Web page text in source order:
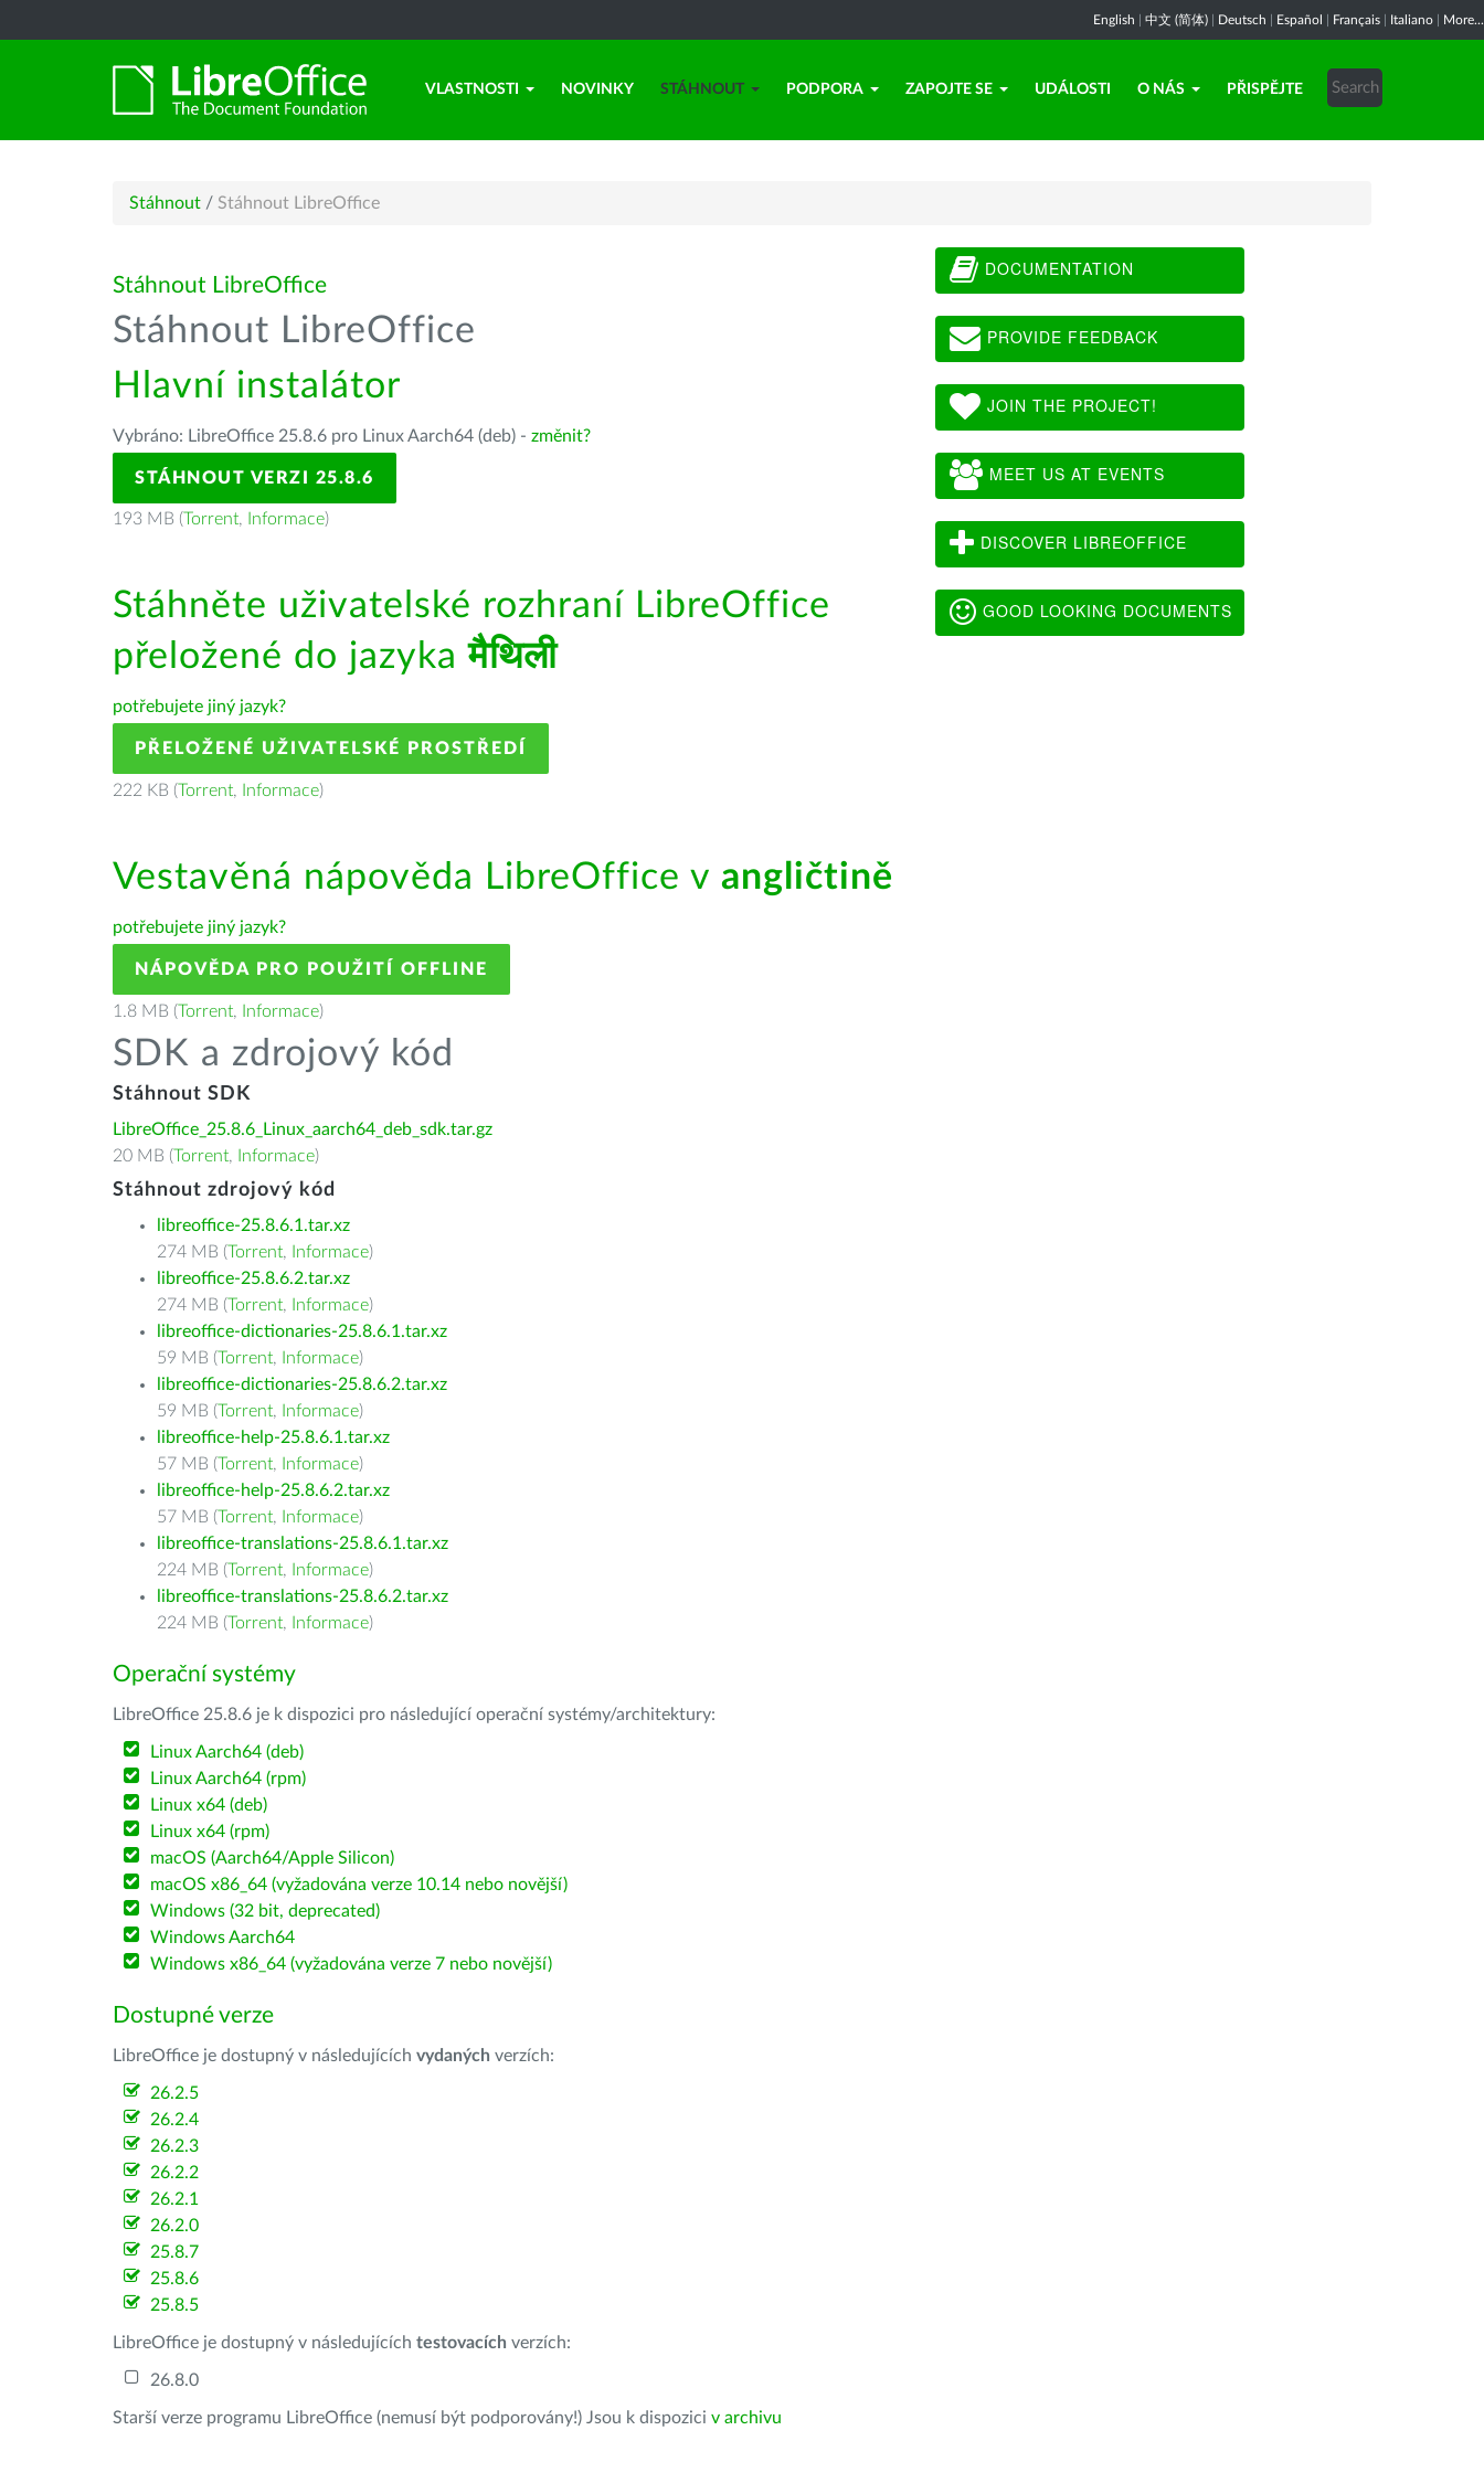
English 中文 (简体) Deutsch Español Français Italiano More...
VLASTNOSTI NOVINKY STÁHNOUT PODPORA ZAPOJTE SE UDÁLOSTI O NÁS PŘISPĚJTE
Stáhnout / Stáhnout LibreOffice
Stáhnout LibreOffice
Stáhnout LibreOffice
Hlavní instalátor
Vybráno: LibreOffice 25.8.6 pro Linux Aarch64 (deb) - změnit?
STÁHNOUT VERZI 25.8.6
193 MB (Torrent, Informace)
Stáhněte uživatelské rozhraní LibreOffice
přeložené do jazykaमैथिली
potřebujete jiný jazyk?
PŘELOŽENÉ UŽIVATELSKÉ PROSTŘEDÍ
222 KB (Torrent, Informace)
Vestavěná nápověda LibreOffice v angličtině
potřebujete jiný jazyk?
NÁPOVĚDA PRO POUŽITÍ OFFLINE
1.8 MB (Torrent, Informace)
SDK a zdrojový kód
Stáhnout SDK
LibreOffice_25.8.6_Linux_aarch64_deb_sdk.tar.gz
20 MB (Torrent, Informace)
Stáhnout zdrojový kód
libreoffice-25.8.6.1.tar.xz
274 MB (Torrent, Informace)
libreoffice-25.8.6.2.tar.xz
274 MB (Torrent, Informace)
libreoffice-dictionaries-25.8.6.1.tar.xz
59 MB (Torrent, Informace)
libreoffice-dictionaries-25.8.6.2.tar.xz
59 MB (Torrent, Informace)
libreoffice-help-25.8.6.1.tar.xz
57 MB (Torrent, Informace)
libreoffice-help-25.8.6.2.tar.xz
57 MB (Torrent, Informace)
libreoffice-translations-25.8.6.1.tar.xz
224 MB (Torrent, Informace)
libreoffice-translations-25.8.6.2.tar.xz
224 MB (Torrent, Informace)
Operační systémy
LibreOffice 25.8.6 je k dispozici pro následující operační systémy/architektury:
Linux Aarch64 (deb)
Linux Aarch64 (rpm)
Linux x64 (deb)
Linux x64 (rpm)
macOS (Aarch64/Apple Silicon)
macOS x86_64 (vyžadována verze 10.14 nebo novější)
Windows (32 bit, deprecated)
Windows Aarch64
Windows x86_64 (vyžadována verze 7 nebo novější)
Dostupné verze
LibreOffice je dostupný v následujících vydaných verzích:
26.2.5
26.2.4
26.2.3
26.2.2
26.2.1
26.2.0
25.8.7
25.8.6
25.8.5
LibreOffice je dostupný v následujících testovacích verzích:
26.8.0
Starší verze programu LibreOffice (nemusí být podporovány!) Jsou k dispozici v archivu
DOCUMENTATION
PROVIDE FEEDBACK
JOIN THE PROJECT!
MEET US AT EVENTS
DISCOVER LIBREOFFICE
GOOD LOOKING DOCUMENTS